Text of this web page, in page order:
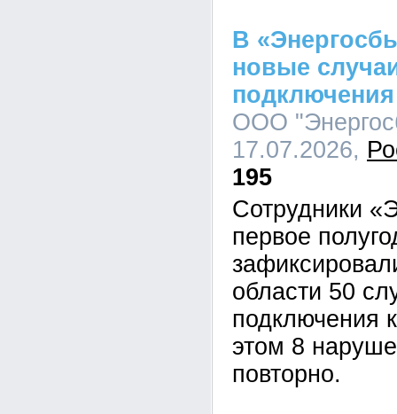
В
новые
ООО
17.07.2026,
195
Сотрудники
первое
области 50
подключения
этом 8
повторно.